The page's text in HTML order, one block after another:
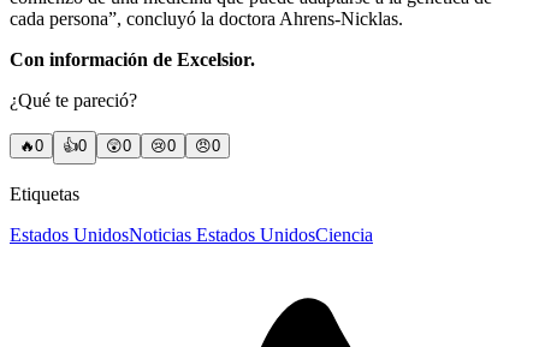
cada persona”, concluyó la doctora Ahrens-Nicklas.
Con información de Excelsior.
¿Qué te pareció?
🔥0 👍0 😲0 😢0 😠0
Etiquetas
Estados UnidosNoticias Estados UnidosCiencia